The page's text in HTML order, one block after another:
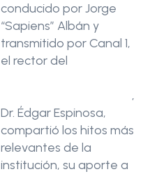
conducido por Jorge
“Sapiens” Albán y
transmitido por Canal 1,
el rector del
,
Dr. Édgar Espinosa,
compartió los hitos más
relevantes de la
institución, su aporte a